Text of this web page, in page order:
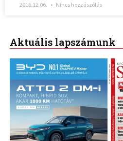
2016.12.06. Nincs hozzászólás
Aktuális lapszámunk